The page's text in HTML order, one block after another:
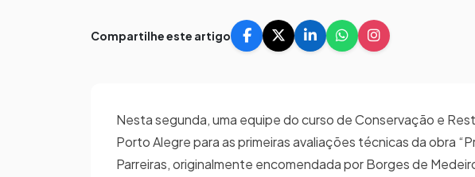
Compartilhe este artigo
Nesta segunda, uma equipe do curso de Conservação e
Porto Alegre para as primeiras avaliações técnicas da obra
Parreiras, originalmente encomendada por Borges de